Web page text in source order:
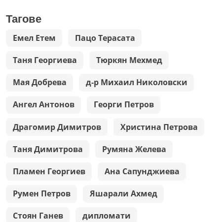
Тагове
Емел Етем Пацо Терасата
Таня Георгиева Тюркян Мехмед
Мая Добрева д-р Михаил Николовски
Ангел Антонов Георги Петров
Драгомир Димитров Христина Петрова
Таня Димитрова Румяна Желева
Пламен Георгиев Ана Сапунджиева
Румен Петров Яшарали Ахмед
Стоян Ганев дипломати